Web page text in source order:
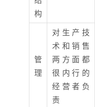
构
管
理
对生产技
术和销售
两方面都
很内行的
经营者负
责